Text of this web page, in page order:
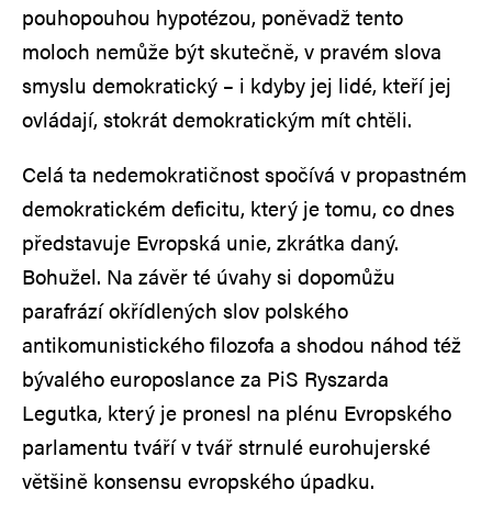
pouhopouhou hypotézou, poněvadž tento
moloch nemůže být skutečně, v pravém slova
smyslu demokratický – i kdyby jej lidé, kteří jej
ovládají, stokrát demokratickým mít chtěli.
Celá ta nedemokratičnost spočívá v propastném
demokratickém deficitu, který je tomu, co dnes
představuje Evropská unie, zkrátka daný.
Bohužel. Na závěr té úvahy si dopomůžu
parafrází okřídlených slov polského
antikomunistického filozofa a shodou náhod též
bývalého europoslance za PiS Ryszarda
Legutka, který je pronesl na plénu Evropského
parlamentu tváří v tvář strnulé eurohujerské
většině konsensu evropského úpadku.